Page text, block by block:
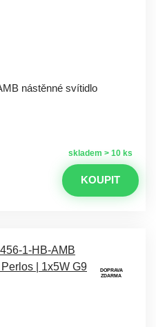
nástěnné svítidlo
skladem > 10 ks
KOUPIT
DOPRAVA
ZDARMA